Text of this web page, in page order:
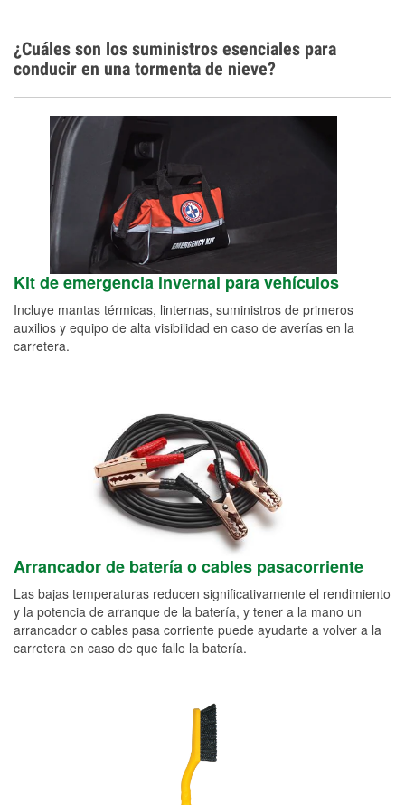
¿Cuáles son los suministros esenciales para
conducir en una tormenta de nieve?
Kit de emergencia invernal para vehículos
Incluye mantas térmicas, linternas, suministros de primeros
auxilios y equipo de alta visibilidad en caso de averías en la
carretera.
Arrancador de batería o cables pasacorriente
Las bajas temperaturas reducen significativamente el rendimiento
y la potencia de arranque de la batería, y tener a la mano un
arrancador o cables pasa corriente puede ayudarte a volver a la
carretera en caso de que falle la batería.